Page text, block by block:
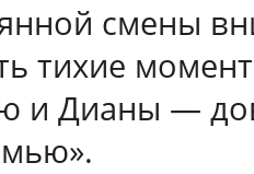
смены
тихие
и Дианы —